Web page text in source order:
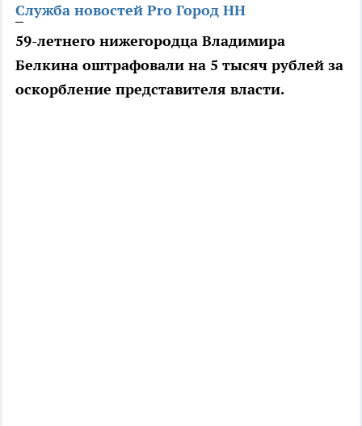
Служба новостей Pro Город НН
59-летнего нижегородца Владимира
Белкина оштрафовали на 5 тысяч рублей за
оскорбление представителя власти.